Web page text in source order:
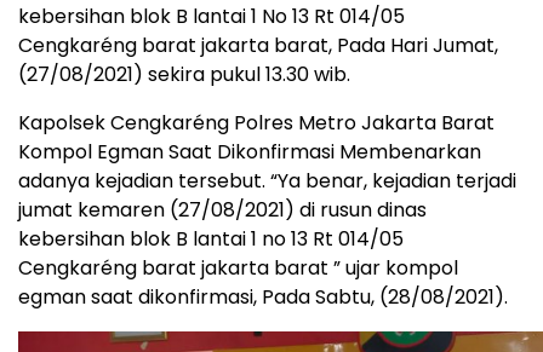
kebersihan blok B lantai 1 No 13 Rt 014/05
Cengkaréng barat jakarta barat, Pada Hari Jumat,
(27/08/2021) sekira pukul 13.30 wib.
Kapolsek Cengkaréng Polres Metro Jakarta Barat
Kompol Egman Saat Dikonfirmasi Membenarkan
adanya kejadian tersebut. “Ya benar, kejadian terjadi
jumat kemaren (27/08/2021) di rusun dinas
kebersihan blok B lantai 1 no 13 Rt 014/05
Cengkaréng barat jakarta barat ” ujar kompol
egman saat dikonfirmasi, Pada Sabtu, (28/08/2021).